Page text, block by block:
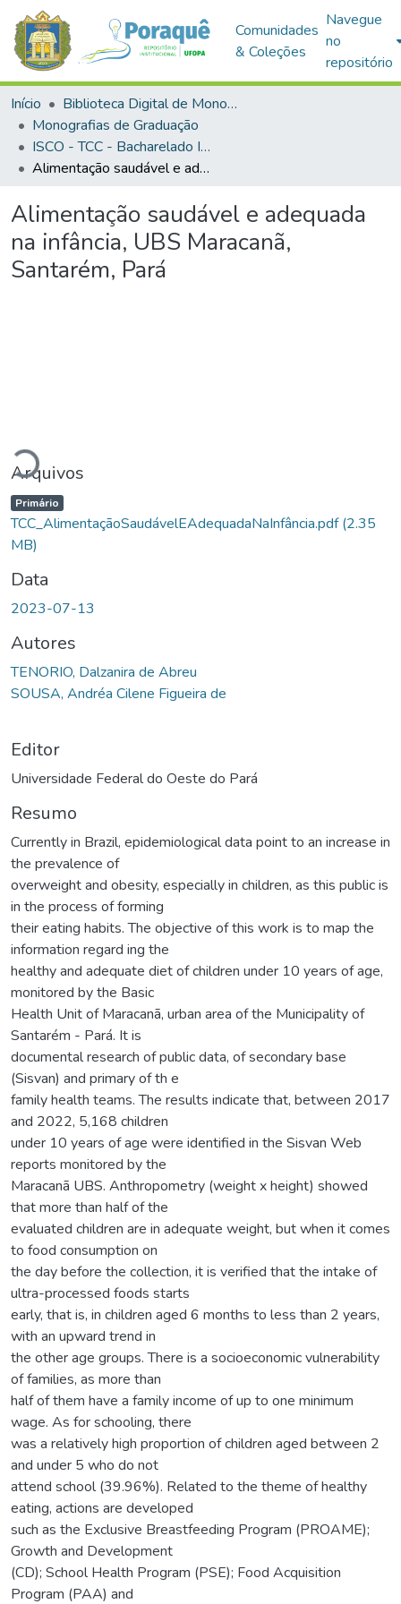
Comunidades
& Coleções
Navegue
no
repositório
Início
Biblioteca Digital de Monografias (BDM)
Monografias de Graduação
ISCO - TCC - Bacharelado Interdisciplinar em Saúde
Alimentação saudável e adequada na infância, UBS Maracanã, Santarém, Pará
Alimentação saudável e adequada
na infância, UBS Maracanã,
Santarém, Pará
Carregando...
Arquivos
Primário
TCC_AlimentaçãoSaudávelEAdequadaNaInfância.pdf(2.35
MB)
Data
2023-07-13
Autores
TENORIO, Dalzanira de Abreu
SOUSA, Andréa Cilene Figueira de
Editor
Universidade Federal do Oeste do Pará
Resumo
Currently in Brazil, epidemiological data point to an increase in
the prevalence of
overweight and obesity, especially in children, as this public is
in the process of forming
their eating habits. The objective of this work is to map the
information regard ing the
healthy and adequate diet of children under 10 years of age,
monitored by the Basic
Health Unit of Maracanã, urban area of the Municipality of
Santarém - Pará. It is
documental research of public data, of secondary base
(Sisvan) and primary of th e
family health teams. The results indicate that, between 2017
and 2022, 5,168 children
under 10 years of age were identified in the Sisvan Web
reports monitored by the
Maracanã UBS. Anthropometry (weight x height) showed
that more than half of the
evaluated children are in adequate weight, but when it comes
to food consumption on
the day before the collection, it is verified that the intake of
ultra-processed foods starts
early, that is, in children aged 6 months to less than 2 years,
with an upward trend in
the other age groups. There is a socioeconomic vulnerability
of families, as more than
half of them have a family income of up to one minimum
wage. As for schooling, there
was a relatively high proportion of children aged between 2
and under 5 who do not
attend school (39.96%). Related to the theme of healthy
eating, actions are developed
such as the Exclusive Breastfeeding Program (PROAME);
Growth and Development
(CD); School Health Program (PSE); Food Acquisition
Program (PAA) and